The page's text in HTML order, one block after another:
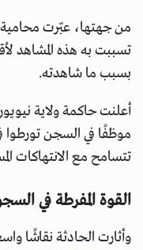
من جهتها، عبّرت
تسببت به هذه المشاهد
بسبب ما شاهدته.
موظفًا في السجن تورطوا
تتسامح مع الانتهاكات
القوة المفرطة في
وأثارت الحادثة نقاشًا